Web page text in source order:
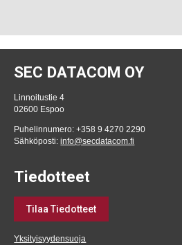
SEC DATACOM OY
Linnoitustie 4
02600 Espoo
Puhelinnumero: +358 9 4270 2290
Sähköposti:info@secdatacom.fi
Tiedotteet
Tilaa Tiedotteet
Yksityisyydensuoja